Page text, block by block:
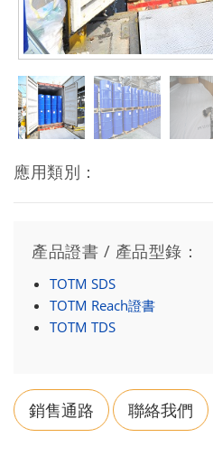
應用類別：
產品證書 / 產品型錄：
TOTM SDS
TOTM Reach證書
TOTM TDS
銷售通路 聯絡我們